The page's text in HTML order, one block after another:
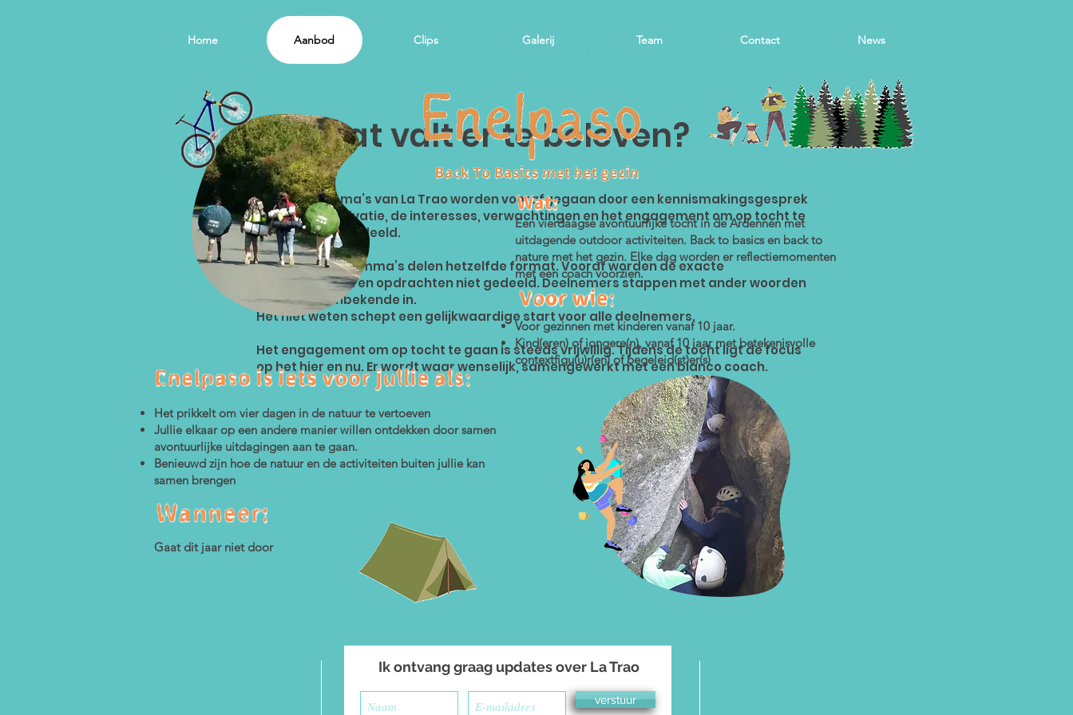
Home Aanbod Clips Galerij Team Contact News
Wat valt er te beleven?
Alle programma’s van La Trao worden voorafgegaan door een kennismakingsgesprek
waarin de motivatie, de interesses, verwachtingen en het engagement om op tocht te
gaan worden gedeeld.
Alle Trao programma’s delen hetzelfde format. Vooraf worden de exacte
bestemmingen en opdrachten niet gedeeld. Deelnemers stappen met ander woorden
steeds het onbekende in.
Het niet weten schept een gelijkwaardige start voor alle deelnemers.
Het engagement om op tocht te gaan is steeds vrijwillig. Tijdens de tocht ligt de focus
op het hier en nu. Er wordt waar wenselijk, samengewerkt met een blanco coach.
Een vierdaagse avontuurlijke tocht in de Ardennen met
uitdagende outdoor activiteiten. Back to basics en back to
nature met het gezin. Elke dag worden er reflectiemomenten
met een coach voorzien.
Voor gezinnen met kinderen vanaf 10 jaar.
Kind(eren) of jongere(n), vanaf 10 jaar met betekenisvolle
contextfigu(u)r(en) of begeleid(st)er(s)
Het prikkelt om vier dagen in de natuur te vertoeven
Jullie elkaar op een andere manier willen ontdekken door samen
avontuurlijke uitdagingen aan te gaan.
Benieuwd zijn hoe de natuur en de activiteiten buiten jullie kan
samen brengen
Gaat dit jaar niet door
Ik ontvang graag updates over La Trao
verstuur